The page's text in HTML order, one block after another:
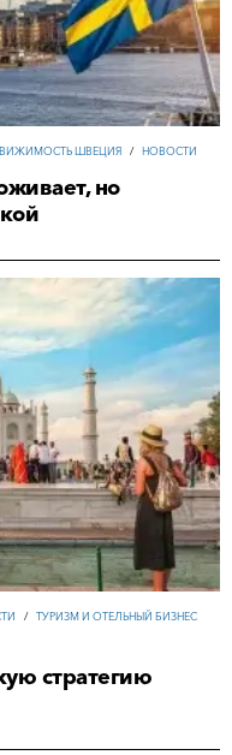
ШВЕЦИЯ / НОВОСТИ
но
/ ТУРИЗМ И ОТЕЛЬНЫЙ БИЗНЕС
стратегию